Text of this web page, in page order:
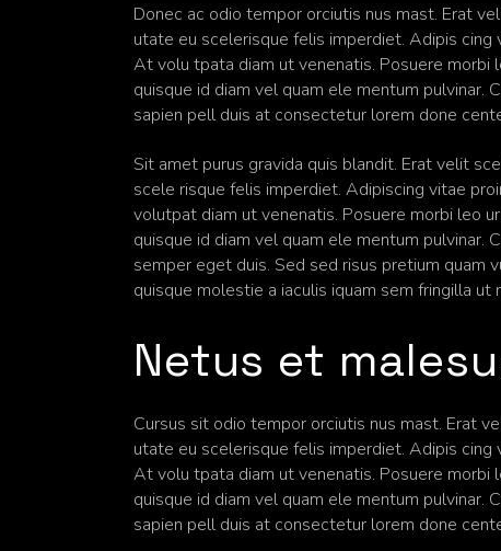
Donec ac odio tempor orciutis nus mast. Erat
utate eu scelerisque felis imperdiet. Adipis cing
At volu tpata diam ut venenatis. Posuere morbi
quisque id diam vel quam ele mentum
sapien pell duis at consectetur lorem done
Sit amet purus gravida quis blandit. Erat velit
scele risque felis imperdiet. Adipiscing vitae
volutpat diam ut venenatis. Posuere morbi leo
quisque id diam vel quam ele mentum
semper eget duis. Sed sed risus pretium quam
quisque molestie a iaculis iquam sem fringilla ut
Netus et
Cursus sit odio tempor orciutis nus mast. Erat
utate eu scelerisque felis imperdiet. Adipis cing
At volu tpata diam ut venenatis. Posuere morbi
quisque id diam vel quam ele mentum
sapien pell duis at consectetur lorem done